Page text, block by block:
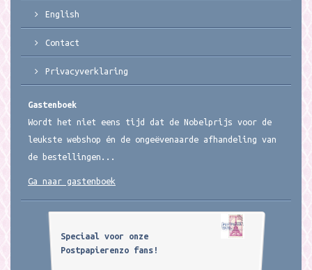
English
Contact
Privacyverklaring
Gastenboek
Wordt het niet eens tijd dat de Nobelprijs voor de
leukste webshop én de ongeëvenaarde afhandeling van
de bestellingen...
Ga naar gastenboek
Speciaal voor onze
Postpapierenzo fans!